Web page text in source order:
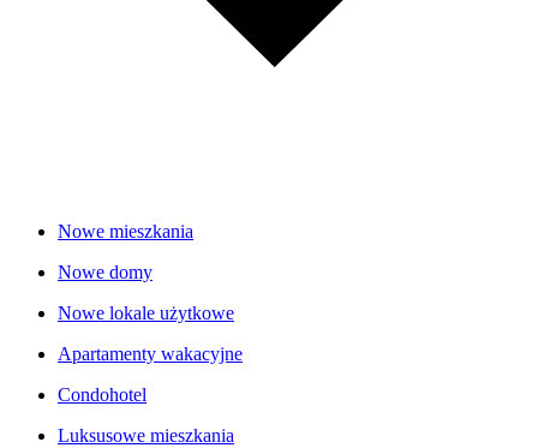
Nowe mieszkania
Nowe domy
Nowe lokale użytkowe
Apartamenty wakacyjne
Condohotel
Luksusowe mieszkania